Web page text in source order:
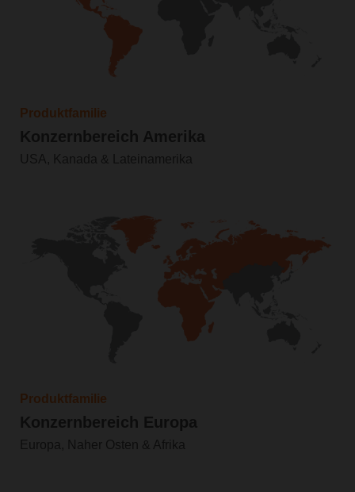
Produktfamilie
Konzernbereich Amerika
USA, Kanada & Lateinamerika
Produktfamilie
Konzernbereich Europa
Europa, Naher Osten & Afrika